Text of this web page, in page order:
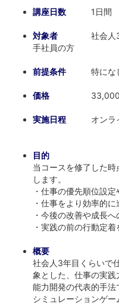
講座日数 1日間
対象者 社会人
手社員の方
前提条件 特にな
価格
実施日程 オンラ
目的
当コースを修了した
します。
・仕事の優先順位設
・仕事をより効率的
・今後の改善や成長
・実践の前の行動定着
概要
社会人3年目くらいで
象とした、仕事の実践
能力開発の代表的手法
シミュレーションゲ